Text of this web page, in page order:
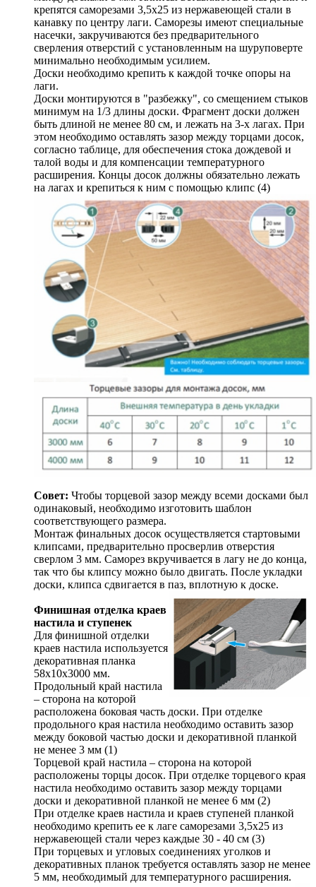
крепятся саморезами 3,5х25 из нержавеющей стали в
канавку по центру лаги. Саморезы имеют специальные
насечки, закручиваются без предварительного
сверления отверстий с установленным на шуруповерте
минимально необходимым усилием.
Доски необходимо крепить к каждой точке опоры на
лаги.
Доски монтируются в "разбежку", со смещением стыков
минимум на 1/3 длины доски. Фрагмент доски должен
быть длиной не менее 80 см, и лежать на 3-х лагах. При
этом необходимо оставлять зазор между торцами досок,
согласно таблице, для обеспечения стока дождевой и
талой воды и для компенсации температурного
расширения. Концы досок должны обязательно лежать
на лагах и крепиться к ним с помощью клипс (4)
Совет: Чтобы торцевой зазор между всеми досками был
одинаковый, необходимо изготовить шаблон
соответствующего размера.
Монтаж финальных досок осуществляется стартовыми
клипсами, предварительно просверлив отверстия
сверлом 3 мм. Саморез вкручивается в лагу не до конца,
так что бы клипсу можно было двигать. После укладки
доски, клипса сдвигается в паз, вплотную к доске.
Финишная отделка краев
настила и ступенек
Для финишной отделки
краев настила используется
декоративная планка
58х10х3000 мм.
Продольный край настила
– сторона на которой
расположена боковая часть доски. При отделке
продольного края настила необходимо оставить зазор
между боковой частью доски и декоративной планкой
не менее 3 мм (1)
Торцевой край настила – сторона на которой
расположены торцы досок. При отделке торцевого края
настила необходимо оставить зазор между торцами
доски и декоративной планкой не менее 6 мм (2)
При отделке краев настила и краев ступеней планкой
необходимо крепить ее к лаге саморезами 3,5х25 из
нержавеющей стали через каждые 30 - 40 см (3)
При торцевых и угловых соединениях уголков и
декоративных планок требуется оставлять зазор не менее
5 мм, необходимый для температурного расширения.